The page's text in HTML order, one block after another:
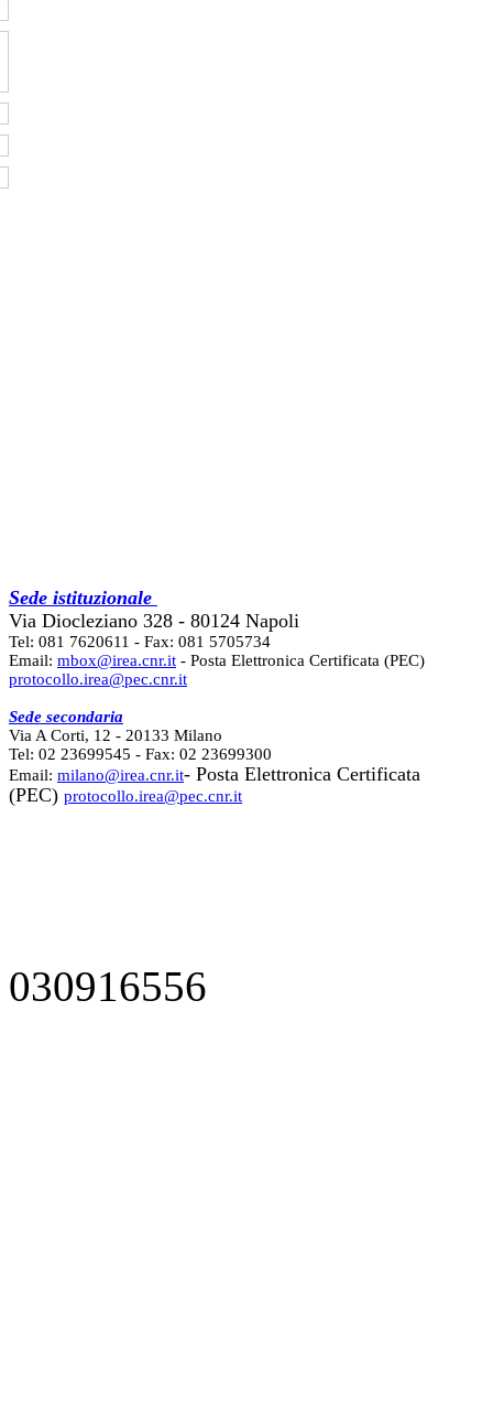
Sede istituzionale
Via Diocleziano 328 - 80124 Napoli
Tel: 081 7620611 - Fax: 081 5705734
Email: mbox@irea.cnr.it - Posta Elettronica Certificata (PEC)
protocollo.irea@pec.cnr.it
Sede secondaria
Via A Corti, 12 - 20133 Milano
Tel: 02 23699545 - Fax: 02 23699300
Email: milano@irea.cnr.it- Posta Elettronica Certificata
(PEC) protocollo.irea@pec.cnr.it
030916556